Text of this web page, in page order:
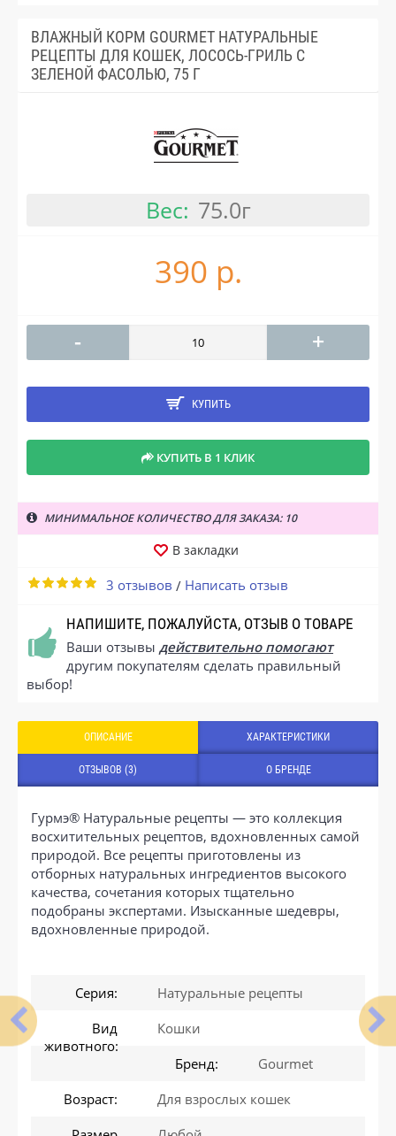
ВЛАЖНЫЙ КОРМ GOURMET НАТУРАЛЬНЫЕ
РЕЦЕПТЫ ДЛЯ КОШЕК, ЛОСОСЬ-ГРИЛЬ С
ЗЕЛЕНОЙ ФАСОЛЬЮ, 75 Г
Вес: 75.0г
390 р.
- +
КУПИТЬ
КУПИТЬ В 1 КЛИК
МИНИМАЛЬНОЕ КОЛИЧЕСТВО ДЛЯ ЗАКАЗА: 10
В закладки
3 отзывов / Написать отзыв
НАПИШИТЕ, ПОЖАЛУЙСТА, ОТЗЫВ О ТОВАРЕ
Ваши отзывы действительно помогают
другим покупателям сделать правильный
выбор!
ОПИСАНИЕ ХАРАКТЕРИСТИКИ
ОТЗЫВОВ (3) О БРЕНДЕ
Гурмэ® Натуральные рецепты — это коллекция
восхитительных рецептов, вдохновленных самой
природой. Все рецепты приготовлены из
отборных натуральных ингредиентов высокого
качества, сочетания которых тщательно
подобраны экспертами. Изысканные шедевры,
вдохновленные природой.
Серия:
Натуральные рецепты
Вид
животного:
Кошки
Бренд:
Gourmet
Возраст:
Для взрослых кошек